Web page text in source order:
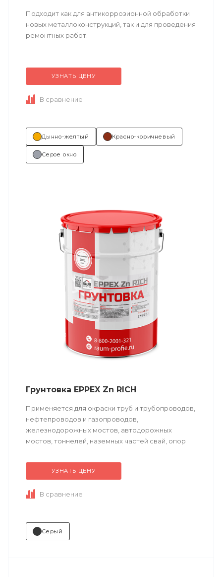
Подходит как для антикоррозионной обработки
новых металлоконструкций, так и для проведения
ремонтных работ.
Техническое описаниепо ссылке
УЗНАТЬ ЦЕНУ
В сравнение
Дынно-желтый Красно-коричневый
Серое окно
Грунтовка EPPEX Zn RICH
Применяется для окраски труб и трубопроводов,
нефтепроводов и газопроводов,
железнодорожных мостов, автодорожных
мостов, тоннелей, наземных частей свай, опор
навигации и управления транспортными...
УЗНАТЬ ЦЕНУ
В сравнение
Серый